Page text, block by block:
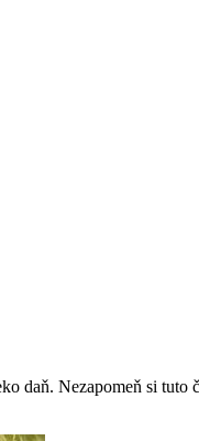
daň. Nezapomeň si